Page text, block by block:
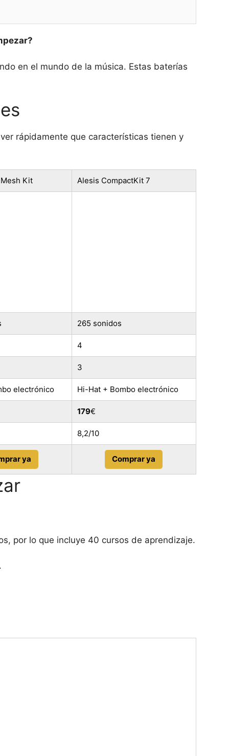
en el mundo de la música. Estas baterías
rápidamente que características tienen y
Kit Alesis CompactKit 7
265 sonidos
4
3
electrónico Hi-Hat + Bombo electrónico
179€
8,2/10
ya Comprar ya
por lo que incluye 40 cursos de aprendizaje.